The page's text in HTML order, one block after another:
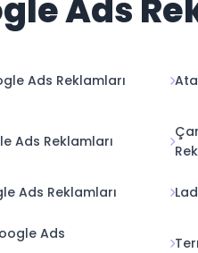
Ads
Ads Reklamları
Ads Reklamları
Ads Reklamları
Ads